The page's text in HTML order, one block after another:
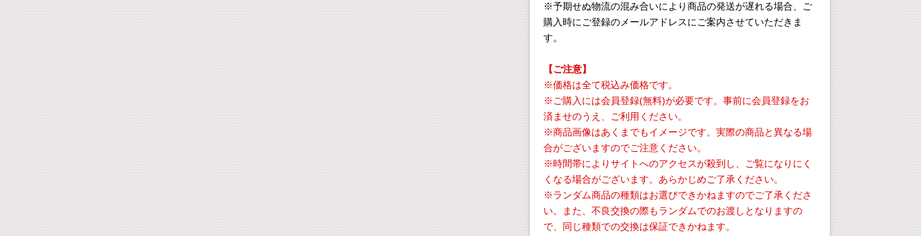
※予期せぬ物流の混み合いにより商品の発送が遅れる場合、ご
購入時にご登録のメールアドレスにご案内させていただきま
す。
【ご注意】
※価格は全て税込み価格です。
※ご購入には会員登録(無料)が必要です。事前に会員登録をお
済ませのうえ、ご利用ください。
※商品画像はあくまでもイメージです。実際の商品と異なる場
合がございますのでご注意ください。
※時間帯によりサイトへのアクセスが殺到し、ご覧になりにく
くなる場合がございます。あらかじめご了承ください。
※ランダム商品の種類はお選びできかねますのでご了承くださ
い。また、不良交換の際もランダムでのお渡しとなりますの
で、同じ種類での交換は保証できかねます。